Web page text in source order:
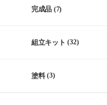
完成品 (7)
組立キット (32)
塗料(3)